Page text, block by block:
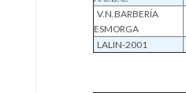
V.N.BARBERÍA
ESMORGA
LALIN-2001